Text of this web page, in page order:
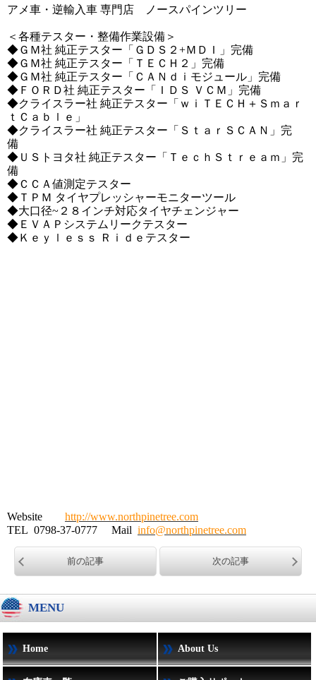
アメ車・逆輸入車 専門店 ノースパインツリー
＜各種テスター・整備作業設備＞
◆ＧＭ社 純正テスター「ＧＤＳ２+ＭＤＩ」完備
◆ＧＭ社 純正テスター「ＴＥＣＨ２」完備
◆ＧＭ社 純正テスター「ＣＡＮｄｉモジュール」完備
◆ＦＯＲＤ社 純正テスター「ＩＤＳ ＶＣＭ」完備
◆クライスラー社 純正テスター「ｗｉＴＥＣＨ＋Ｓｍａｒ
ｔＣａｂｌｅ」
◆クライスラー社 純正テスター「ＳｔａｒＳＣＡＮ」完
備
◆ＵＳトヨタ社 純正テスター「ＴｅｃｈＳｔｒｅａｍ」完
備
◆ＣＣＡ値測定テスター
◆ＴＰＭ タイヤプレッシャーモニターツール
◆大口径~２８インチ対応タイヤチェンジャー
◆ＥＶＡＰシステムリークテスター
◆Ｋｅｙｌｅｓｓ Ｒｉｄｅテスター
Website http://www.northpinetree.com
TEL 0798-37-0777 Mail info@northpinetree.com
前の記事 次の記事
MENU
Home About Us